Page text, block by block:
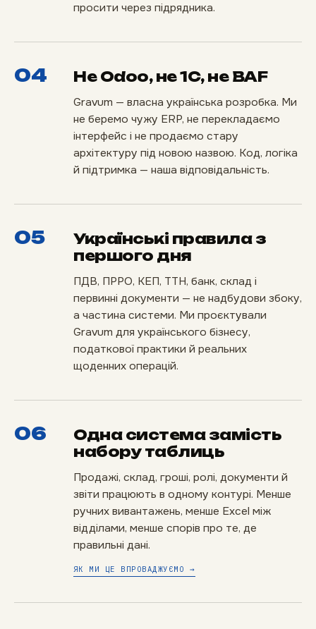
просити через підрядника.
04 Не Odoo, не 1С, не BAF
Gravum — власна українська розробка. Ми
не беремо чужу ERP, не перекладаємо
інтерфейс і не продаємо стару
архітектуру під новою назвою. Код, логіка
й підтримка — наша відповідальність.
05
Українські правила з
першого дня
ПДВ, ПРРО, КЕП, ТТН, банк, склад і
первинні документи — не надбудови збоку,
а частина системи. Ми проєктували
Gravum для українського бізнесу,
податкової практики й реальних
щоденних операцій.
06
Одна система замість
набору таблиць
Продажі, склад, гроші, ролі, документи й
звіти працюють в одному контурі. Менше
ручних вивантажень, менше Excel між
відділами, менше спорів про те, де
правильні дані.
ЯК МИ ЦЕ ВПРОВАДЖУЄМО →